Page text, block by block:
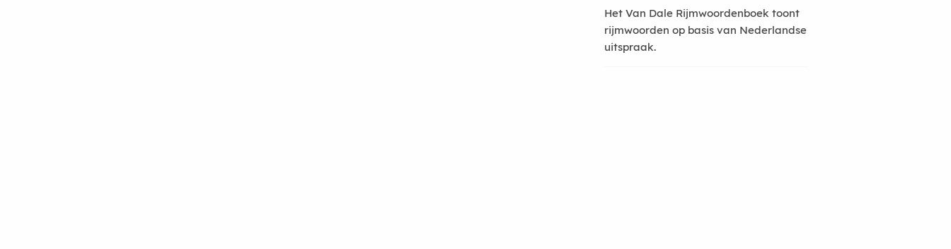
Het Van Dale Rijmwoordenboek toont
rijmwoorden op basis van Nederlandse
uitspraak.